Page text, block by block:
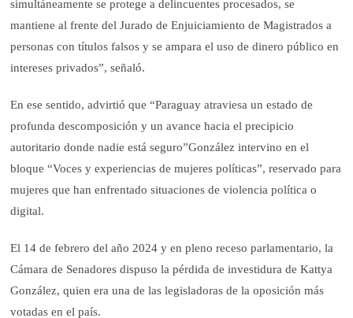
simultáneamente se protege a delincuentes procesados, se
mantiene al frente del Jurado de Enjuiciamiento de Magistrados a
personas con títulos falsos y se ampara el uso de dinero público en
intereses privados”, señaló.
En ese sentido, advirtió que “Paraguay atraviesa un estado de
profunda descomposición y un avance hacia el precipicio
autoritario donde nadie está seguro”González intervino en el
bloque “Voces y experiencias de mujeres políticas”, reservado para
mujeres que han enfrentado situaciones de violencia política o
digital.
El 14 de febrero del año 2024 y en pleno receso parlamentario, la
Cámara de Senadores dispuso la pérdida de investidura de Kattya
González, quien era una de las legisladoras de la oposición más
votadas en el país.